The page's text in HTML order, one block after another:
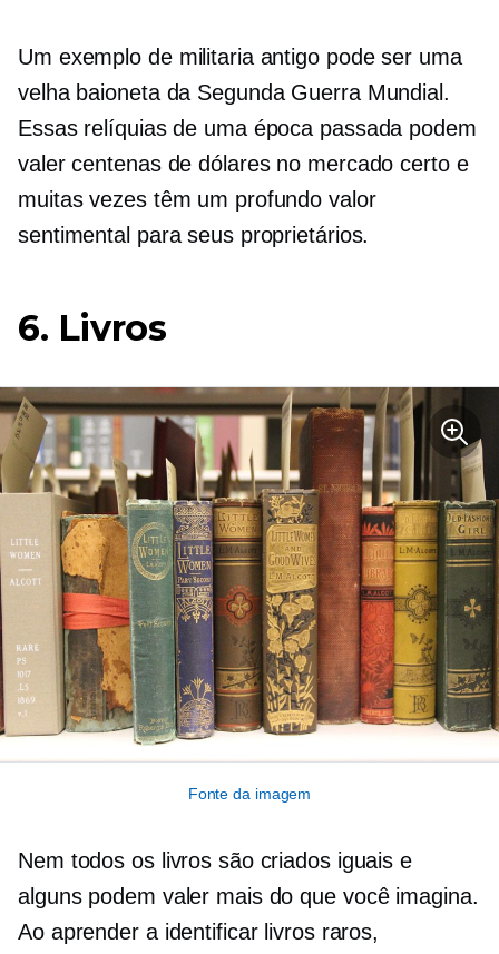
Um exemplo de militaria antigo pode ser uma
velha baioneta da Segunda Guerra Mundial.
Essas relíquias de uma época passada podem
valer centenas de dólares no mercado certo e
muitas vezes têm um profundo valor
sentimental para seus proprietários.
6. Livros
Fonte da imagem
Nem todos os livros são criados iguais e
alguns podem valer mais do que você imagina.
Ao aprender a identificar livros raros,